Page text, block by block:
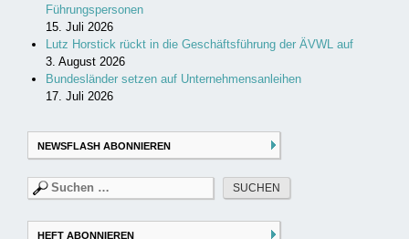
Führungspersonen
15. Juli 2026
Lutz Horstick rückt in die Geschäftsführung der ÄVWL auf
3. August 2026
Bundesländer setzen auf Unternehmensanleihen
17. Juli 2026
NEWSFLASH ABONNIEREN
Suchen
nach:
HEFT ABONNIEREN